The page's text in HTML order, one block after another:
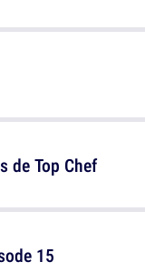
de Top Chef
15